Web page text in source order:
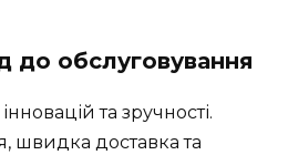
до обслуговування
та зручності.
швидка доставка та